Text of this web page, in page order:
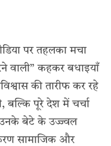
पर तहलका मचा
वाली” कहकर बधाइयाँ
की तारीफ कर रहे
बल्कि पूरे देश में चर्चा
बेटे के उज्ज्वल
सामाजिक और